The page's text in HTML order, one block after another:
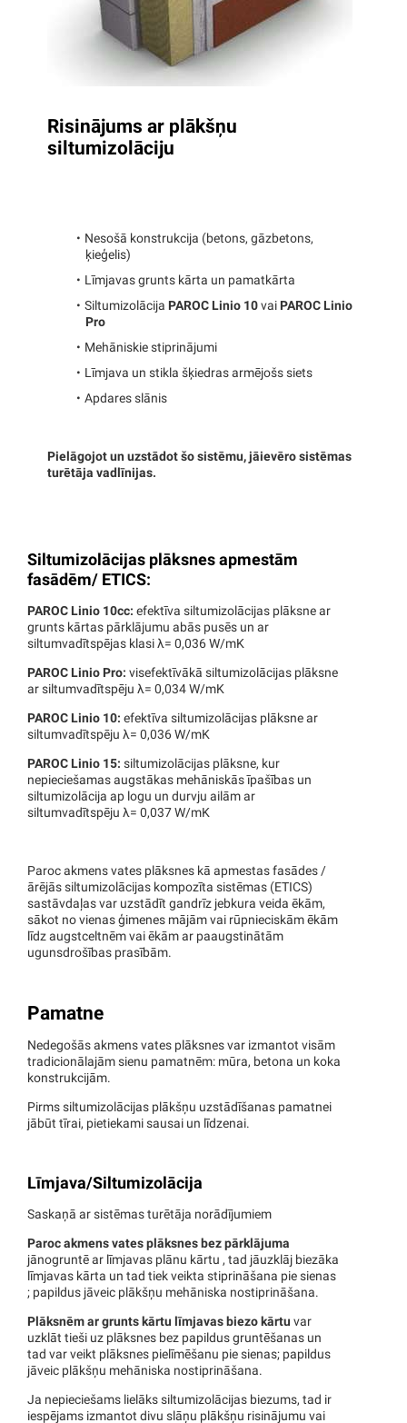
Risinājums ar plākšņu
siltumizolāciju
Nesošā konstrukcija (betons, gāzbetons,
ķieģelis)
Līmjavas grunts kārta un pamatkārta
SiltumizolācijaPAROC Linio 10vaiPAROC Linio
Pro
Mehāniskie stiprinājumi
Līmjava un stikla šķiedras armējošs siets
Apdares slānis
Pielāgojot un uzstādot šo sistēmu, jāievēro sistēmas
turētāja vadlīnijas.
Siltumizolācijas plāksnes apmestām
fasādēm/ ETICS:
PAROC Linio 10cc: efektīva siltumizolācijas plāksne ar
grunts kārtas pārklājumu abās pusēs un ar
siltumvadītspējas klasi λ= 0,036 W/mK
PAROC Linio Pro: visefektīvākā siltumizolācijas plāksne
ar siltumvadītspēju λ= 0,034 W/mK
PAROC Linio 10: efektīva siltumizolācijas plāksne ar
siltumvadītspēju λ= 0,036 W/mK
PAROC Linio 15: siltumizolācijas plāksne, kur
nepieciešamas augstākas mehāniskās īpašības un
siltumizolācija ap logu un durvju ailām ar
siltumvadītspēju λ= 0,037 W/mK
Paroc akmens vates plāksnes kā apmestas fasādes /
ārējās siltumizolācijas kompozīta sistēmas (ETICS)
sastāvdaļas var uzstādīt gandrīz jebkura veida ēkām,
sākot no vienas ģimenes mājām vai rūpnieciskām ēkām
līdz augstceltnēm vai ēkām ar paaugstinātām
ugunsdrošības prasībām.
Pamatne
Nedegošās akmens vates plāksnes var izmantot visām
tradicionālajām sienu pamatnēm: mūra, betona un koka
konstrukcijām.
Pirms siltumizolācijas plākšņu uzstādīšanas pamatnei
jābūt tīrai, pietiekami sausai un līdzenai.
Līmjava/Siltumizolācija
Saskaņā ar sistēmas turētāja norādījumiem
Paroc akmens vates plāksnes bez pārklājuma
jānogruntē ar līmjavas plānu kārtu , tad jāuzklāj biezāka
līmjavas kārta un tad tiek veikta stiprināšana pie sienas
; papildus jāveic plākšņu mehāniska nostiprināšana.
Plāksnēm ar grunts kārtu līmjavas biezo kārtu var
uzklāt tieši uz plāksnes bez papildus gruntēšanas un
tad var veikt plāksnes pielīmēšanu pie sienas; papildus
jāveic plākšņu mehāniska nostiprināšana.
Ja nepieciešams lielāks siltumizolācijas biezums, tad ir
iespējams izmantot divu slāņu plākšņu risinājumu vai